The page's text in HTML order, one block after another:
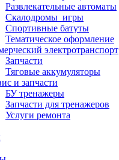
Развлекательные автоматы
Скалодромы_игры
Спортивные батуты
Тематическое оформление
электротранспорт
Запчасти
Тяговые аккумуляторы
и запчасти
БУ тренажеры
Запчасти для тренажеров
Услуги ремонта